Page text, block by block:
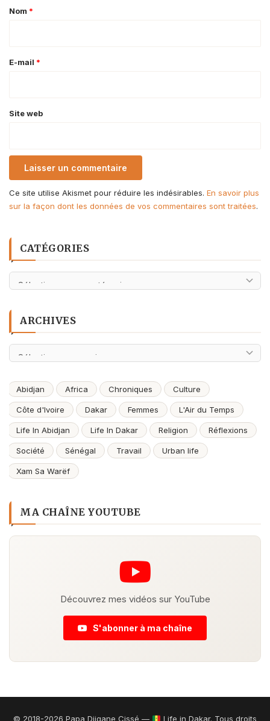
a
e
Nom *
E-mail *
Site web
Ce site utilise Akismet pour réduire les indésirables. En savoir plus
sur la façon dont les données de vos commentaires sont traitées.
CATÉGORIES
Catégories
ARCHIVES
Archives
Abidjan Africa Chroniques Culture
Côte d'Ivoire Dakar Femmes L'Air du Temps
Life In Abidjan Life In Dakar Religion Réflexions
Société Sénégal Travail Urban life
Xam Sa Warëf
MA CHAÎNE YOUTUBE
Découvrez mes vidéos sur YouTube
S'abonner à ma chaîne
© 2018-2026 Papa Djigane Cissé — Life in Dakar. Tous droits